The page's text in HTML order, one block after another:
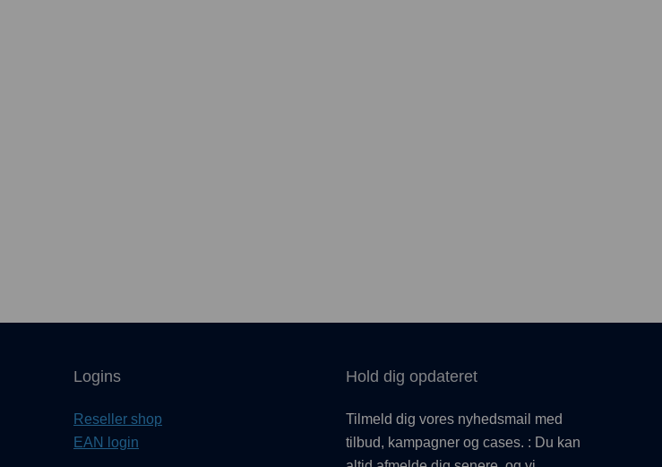
Logins
Reseller shop
EAN login
Hold dig opdateret
Tilmeld dig vores nyhedsmail med
tilbud, kampagner og cases. : Du kan